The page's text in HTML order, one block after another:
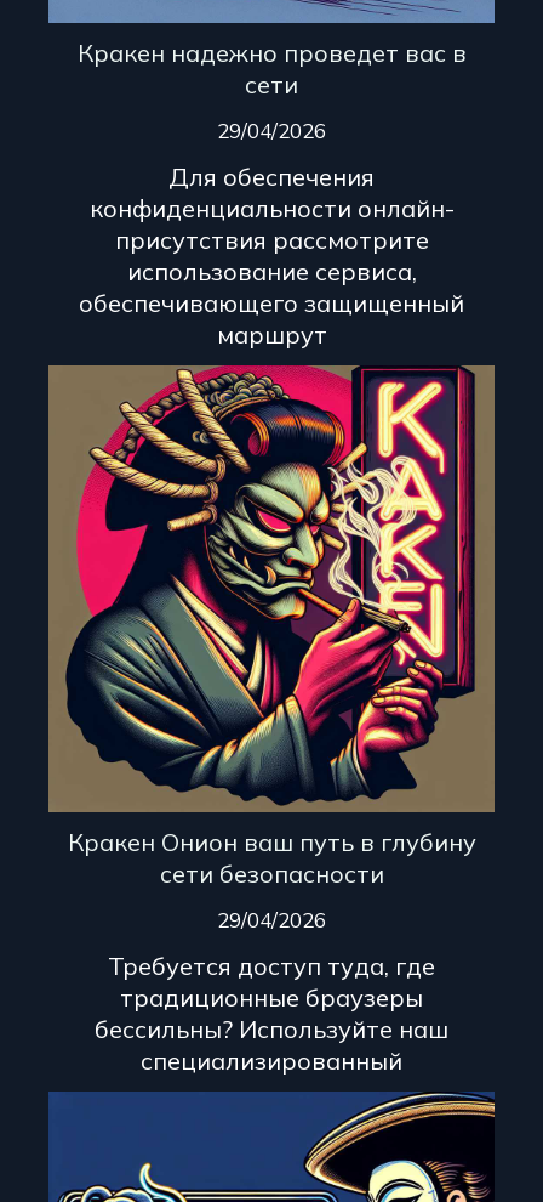
Кракен надежно проведет вас в
сети
29/04/2026
Для обеспечения
конфиденциальности онлайн-
присутствия рассмотрите
использование сервиса,
обеспечивающего защищенный
маршрут
Кракен Онион ваш путь в глубину
сети безопасности
29/04/2026
Требуется доступ туда, где
традиционные браузеры
бессильны? Используйте наш
специализированный